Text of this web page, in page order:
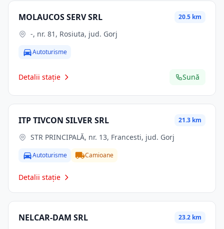
MOLAUCOS SERV SRL 20.5 km
-, nr. 81, Rosiuta, jud. Gorj
Autoturisme
Detalii stație Sună
ITP TIVCON SILVER SRL 21.3 km
STR PRINCIPALĂ, nr. 13, Francesti, jud. Gorj
Autoturisme Camioane
Detalii stație
NELCAR-DAM SRL 23.2 km